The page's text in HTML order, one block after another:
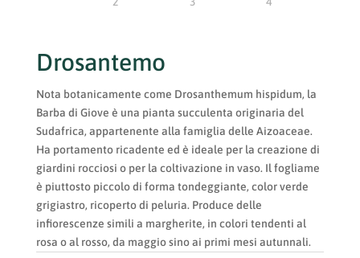
Drosantemo
Nota botanicamente come Drosanthemum hispidum, la
Barba di Giove è una pianta succulenta originaria del
Sudafrica, appartenente alla famiglia delle Aizoaceae.
Ha portamento ricadente ed è ideale per la creazione di
giardini rocciosi o per la coltivazione in vaso. Il fogliame
è piuttosto piccolo di forma tondeggiante, color verde
grigiastro, ricoperto di peluria. Produce delle
infiorescenze simili a margherite, in colori tendenti al
rosa o al rosso, da maggio sino ai primi mesi autunnali.